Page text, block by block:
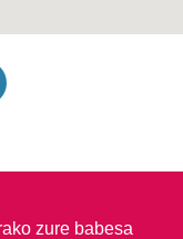
zure babesa